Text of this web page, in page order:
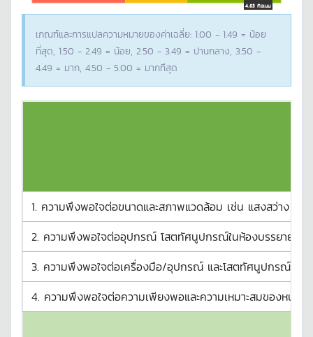
4.63 คะแนน
เกณฑ์และการแปลความหมายของค่าเฉลี่ย: 1.00 - 1.49 = น้อย
ที่สุด, 1.50 - 2.49 = น้อย, 2.50 - 3.49 = ปานกลาง, 3.50 -
4.49 = มาก, 4.50 - 5.00 = มากทีสุด
1. ความพึงพอใจต่อขนาดและสภาพแวดล้อม เช่น แสงสว่าง อุ
2. ความพึงพอใจต่ออุปกรณ์ โสตทัศนูปกรณ์ในห้องบรรยาย
3. ความพึงพอใจต่อเครื่องมือ/อุปกรณ์ และโสตทัศนูปกรณ์ในห้
4. ความพึงพอใจต่อความเพียงพอและความเหมาะสมของหนั